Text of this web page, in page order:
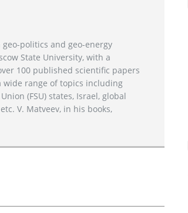
politics and geo-energy
State University, with a
100 published scientific papers
range of topics including
(FSU) states, Israel, global
V. Matveev, in his books,